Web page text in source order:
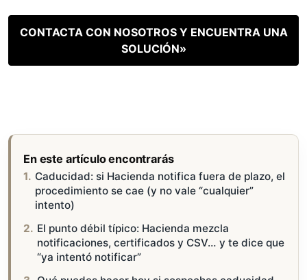
CONTACTA CON NOSOTROS Y ENCUENTRA UNA
SOLUCIÓN»
En este artículo encontrarás
Caducidad: si Hacienda notifica fuera de plazo, el
procedimiento se cae (y no vale “cualquier”
intento)
El punto débil típico: Hacienda mezcla
notificaciones, certificados y CSV… y te dice que
“ya intentó notificar”